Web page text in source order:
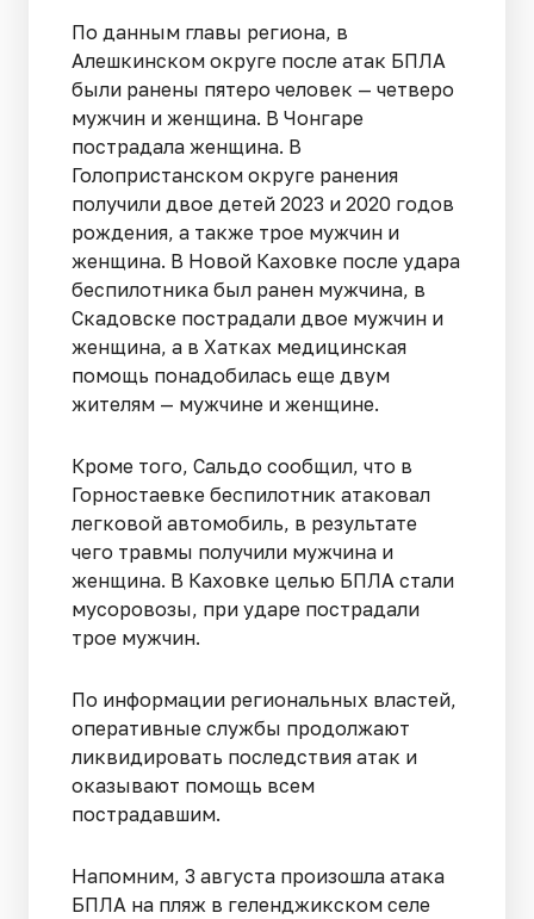
По данным главы региона, в
Алешкинском округе после атак БПЛА
были ранены пятеро человек — четверо
мужчин и женщина. В Чонгаре
пострадала женщина. В
Голопристанском округе ранения
получили двое детей 2023 и 2020 годов
рождения, а также трое мужчин и
женщина. В Новой Каховке после удара
беспилотника был ранен мужчина, в
Скадовске пострадали двое мужчин и
женщина, а в Хатках медицинская
помощь понадобилась еще двум
жителям — мужчине и женщине.
Кроме того, Сальдо сообщил, что в
Горностаевке беспилотник атаковал
легковой автомобиль, в результате
чего травмы получили мужчина и
женщина. В Каховке целью БПЛА стали
мусоровозы, при ударе пострадали
трое мужчин.
По информации региональных властей,
оперативные службы продолжают
ликвидировать последствия атак и
оказывают помощь всем
пострадавшим.
Напомним, 3 августа произошла атака
БПЛА на пляж в геленджикском селе